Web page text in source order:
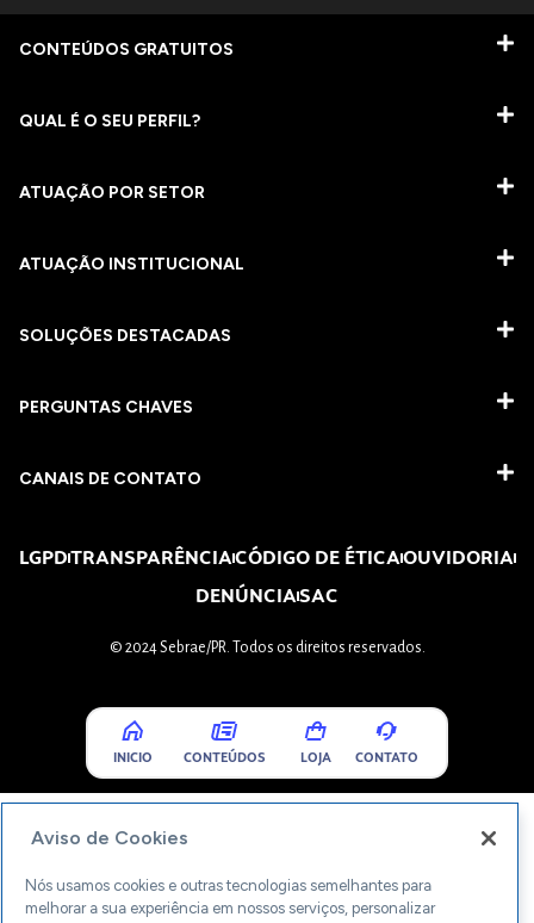
CONTEÚDOS GRATUITOS
QUAL É O SEU PERFIL?
ATUAÇÃO POR SETOR
ATUAÇÃO INSTITUCIONAL
SOLUÇÕES DESTACADAS
PERGUNTAS CHAVES​
CANAIS DE CONTATO
LGPDTRANSPARÊNCIACÓDIGO DE ÉTICAOUVIDORIA
DENÚNCIASAC
© 2024 Sebrae/PR. Todos os direitos reservados.
INICIO CONTEÚDOS LOJA CONTATO
Aviso de Cookies
Nós usamos cookies e outras tecnologias semelhantes para
melhorar a sua experiência em nossos serviços, personalizar